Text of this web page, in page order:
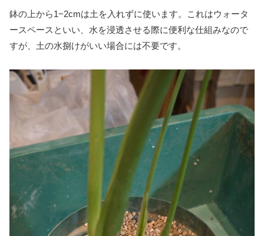
鉢の上から1−2cmは土を入れずに使います。これはウォータ
ースペースといい、水を浸透させる際に便利な仕組みなので
すが、土の水捌けがいい場合には不要です。